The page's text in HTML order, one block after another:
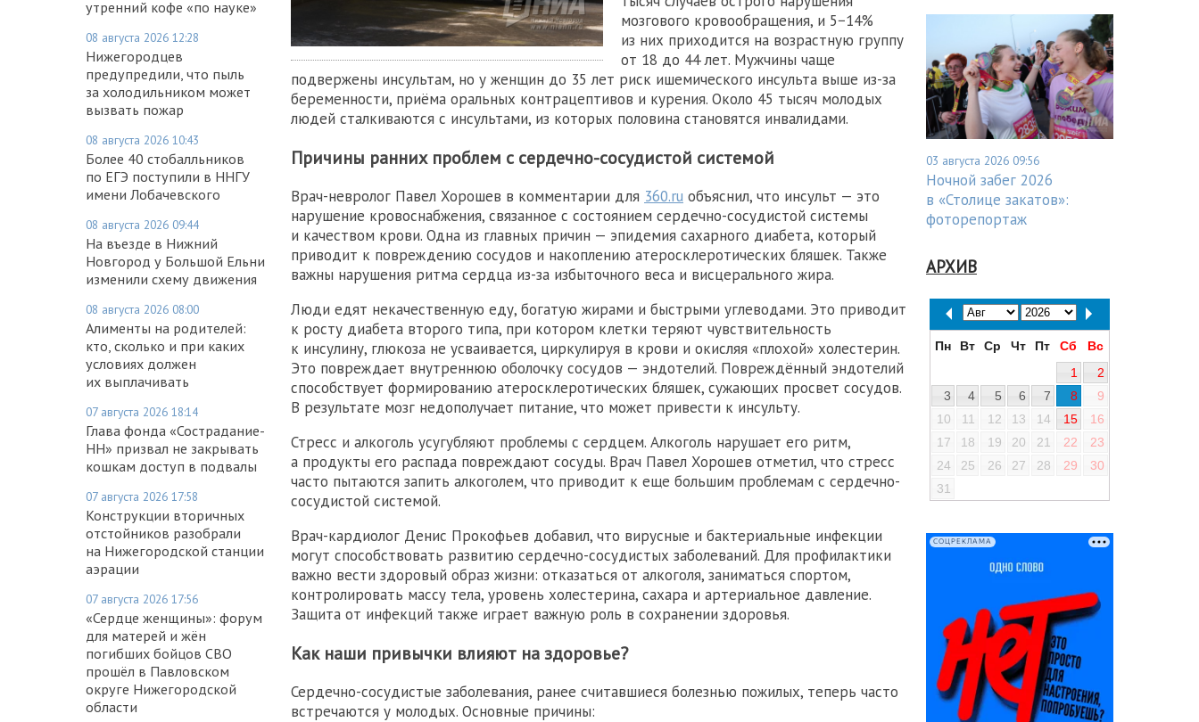
утренний кофе «по науке»
08 августа 2026 12:28
Нижегородцев
предупредили, что пыль
за холодильником может
вызвать пожар
08 августа 2026 10:43
Более 40 стобалльников
по ЕГЭ поступили в ННГУ
имени Лобачевского
08 августа 2026 09:44
На въезде в Нижний
Новгород у Большой Ельни
изменили схему движения
08 августа 2026 08:00
Алименты на родителей:
кто, сколько и при каких
условиях должен
их выплачивать
07 августа 2026 18:14
Глава фонда «Сострадание-
НН» призвал не закрывать
кошкам доступ в подвалы
07 августа 2026 17:58
Конструкции вторичных
отстойников разобрали
на Нижегородской станции
аэрации
07 августа 2026 17:56
«Сердце женщины»: форум
для матерей и жён
погибших бойцов СВО
прошёл в Павловском
округе Нижегородской
области
мозгового кровообращения, и 5−14%
из них приходится на возрастную группу
от 18 до 44 лет. Мужчины чаще
подвержены инсультам, но у женщин до 35 лет риск ишемического инсульта выше из-за
беременности, приёма оральных контрацептивов и курения. Около 45 тысяч молодых
людей сталкиваются с инсультами, из которых половина становятся инвалидами.
Причины ранних проблем с сердечно-сосудистой системой
Врач-невролог Павел Хорошев в комментарии для 360.ru объяснил, что инсульт — это
нарушение кровоснабжения, связанное с состоянием сердечно-сосудистой системы
и качеством крови. Одна из главных причин — эпидемия сахарного диабета, который
приводит к повреждению сосудов и накоплению атеросклеротических бляшек. Также
важны нарушения ритма сердца из-за избыточного веса и висцерального жира.
Люди едят некачественную еду, богатую жирами и быстрыми углеводами. Это приводит
к росту диабета второго типа, при котором клетки теряют чувствительность
к инсулину, глюкоза не усваивается, циркулируя в крови и окисляя «плохой» холестерин.
Это повреждает внутреннюю оболочку сосудов — эндотелий. Повреждённый эндотелий
способствует формированию атеросклеротических бляшек, сужающих просвет сосудов.
В результате мозг недополучает питание, что может привести к инсульту.
Стресс и алкоголь усугубляют проблемы с сердцем. Алкоголь нарушает его ритм,
а продукты его распада повреждают сосуды. Врач Павел Хорошев отметил, что стресс
часто пытаются запить алкоголем, что приводит к еще большим проблемам с сердечно-
сосудистой системой.
Врач-кардиолог Денис Прокофьев добавил, что вирусные и бактериальные инфекции
могут способствовать развитию сердечно-сосудистых заболеваний. Для профилактики
важно вести здоровый образ жизни: отказаться от алкоголя, заниматься спортом,
контролировать массу тела, уровень холестерина, сахара и артериальное давление.
Защита от инфекций также играет важную роль в сохранении здоровья.
Как наши привычки влияют на здоровье?
Сердечно-сосудистые заболевания, ранее считавшиеся болезнью пожилых, теперь часто
встречаются у молодых. Основные причины:
03 августа 2026 09:56
Ночной забег 2026
в «Столице закатов»:
фоторепортаж
АРХИВ
Пн Вт Ср Чт Пт Сб
Вс
1
2
3
4 5 6 7 8
9
10
11 12 13 14 15
16
17
18 19 20 21 22
23
24
25 26 27 28 29
30
31
СОЦРЕКЛАМА